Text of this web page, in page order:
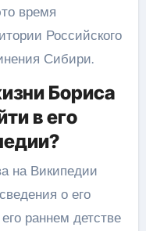
время
Российского
Сибири.
Бориса
в его
на Википедии
о его
раннем детстве